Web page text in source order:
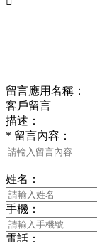
留言應用名稱：
客戶留言
描述：
* 留言內容：
姓名：
手機：
電話：